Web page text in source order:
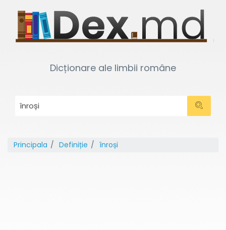
Dicționare ale limbii române
Principala Definiție înroși